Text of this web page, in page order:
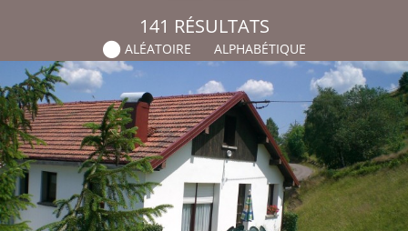
141 RÉSULTATS
ALÉATOIRE ALPHABÉTIQUE